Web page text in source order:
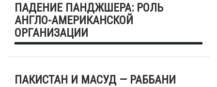
ПАДЕНИЕ ПАНДЖШЕРА: РОЛЬ
АНГЛО-АМЕРИКАНСКОЙ
ОРГАНИЗАЦИИ
ПАКИСТАН И МАСУД — РАББАНИ